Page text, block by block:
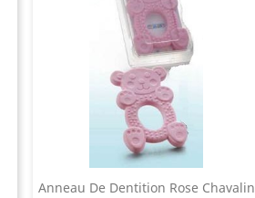
Anneau De Dentition Rose Chavalin